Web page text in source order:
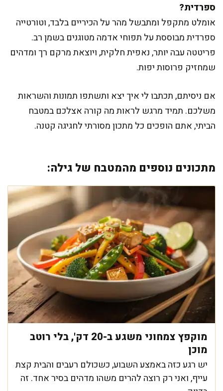
ספרדית?
אומלט מתקפל ומתבשל מהר על הכיריים בלבד, וטורטייה
ספרדית מבוססת על תפוחי אדמה מטוגנים בשמן רב.
פריטטה עבה יותר, נאפית חלקית, ויוצאת מרקם רך ומדהים
שמחזיק פרוסות יפות.
אם ניסיתם, תכתבו לי איך יצא ותשתפו תמונות והשראות
משלכם. תמיד מרגש לראות מה קורה אצלכם במטבח
הביתי, אתם הופכים כל מתכון מסורתי לחגיגה קטנה.
מתכונים נוספים מהמטבח של גילה:
מוקפץ צמחוני משגע ב-20 דק', בלי רוטב
מוכן
יש רגע כזה באמצע השבוע, כשכולם רעבים והבית קצת
עייף, ואני רק רוצה להרים משהו מדהים בסיר אחד. זה